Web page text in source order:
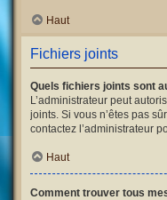
Haut
Fichiers joints
Quels fichiers joints sont
L’administrateur peut
joints. Si vous n’êtes pas
contactez l’administrateur
Haut
Comment trouver tous